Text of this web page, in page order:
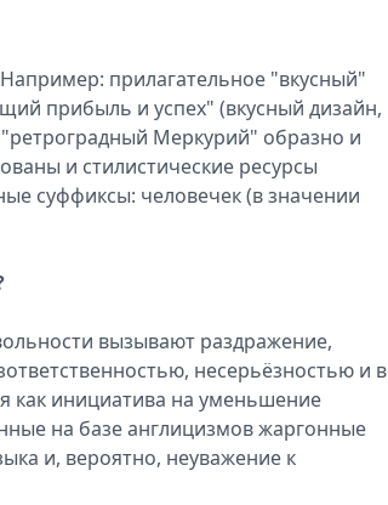
прилагательное "вкусный"
прибыль и успех" (вкусный дизайн,
Меркурий" образно и
и стилистические ресурсы
суффиксы: человечек (в значении
вызывают раздражение,
несерьёзностью и в
как инициатива на уменьшение
на базе англицизмов жаргонные
и, вероятно, неуважение к